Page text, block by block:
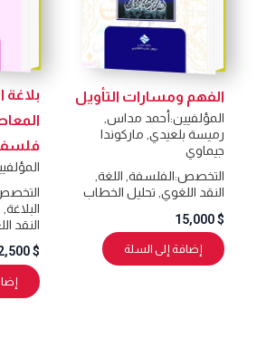
الفهم ومسارات التأويل
المؤلفيين:أحمد مداس,
رميسة بلعيدي,ماركوندا
جيماوي
التخصص:الفلسفة,اللغة,
النقد اللغوي,تحليل الخطاب
15,000
إضافة إلى السلة
بلاغة
فلسفة
المؤلفيين:
التخصص:
البلاغة,
النقد
22,500
إضافة